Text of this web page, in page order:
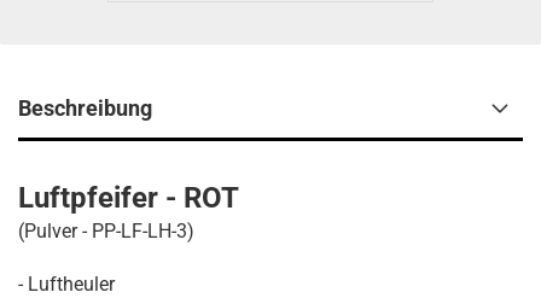
Beschreibung
Luftpfeifer - ROT
(Pulver - PP-LF-LH-3)
- Luftheuler